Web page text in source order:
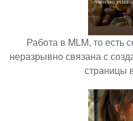
Работа в MLM, то есть
неразрывно связана с
страницы